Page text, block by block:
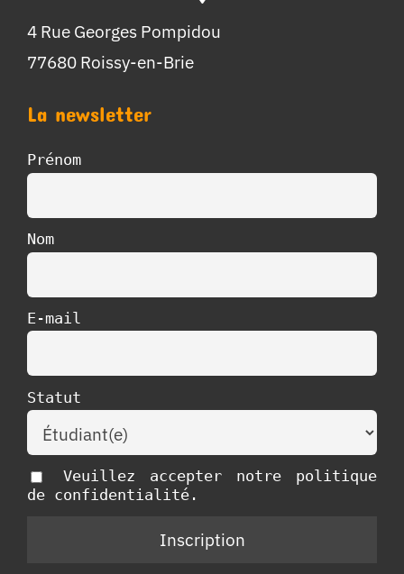
4 Rue Georges Pompidou
77680 Roissy-en-Brie
La newsletter
Prénom
Nom
E-mail
Statut
Veuillez accepter notre politique
de confidentialité.